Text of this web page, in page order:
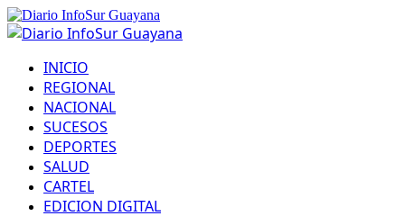
Saltar
al
Menú
INICIO
REGIONAL
NACIONAL
SUCESOS
DEPORTES
SALUD
CARTEL
EDICION DIGITAL